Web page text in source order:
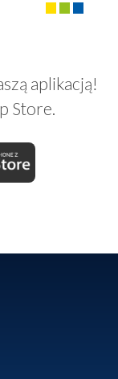
aplikacją!
Store.